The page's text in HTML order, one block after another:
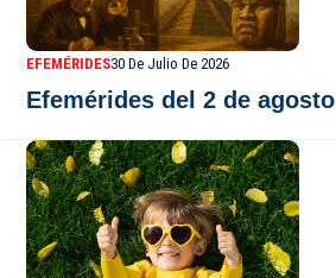
EFEMÉRIDES30 De Julio De 2026
Efemérides del 2 de agosto